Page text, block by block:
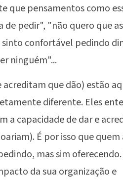
que pensamentos como
pedir", "não quero que
confortável pedindo
ninguém"...
que dão) estão
diferente. Eles
a capacidade de dar e
É por isso que quem
mas sim
da sua organização e